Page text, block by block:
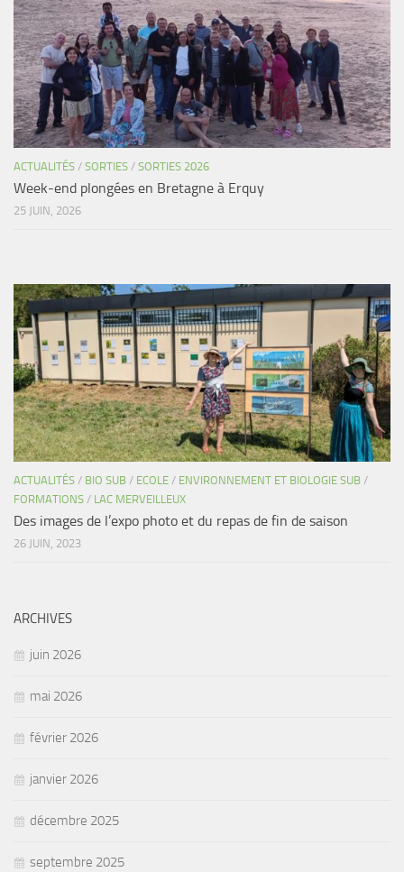
ACTUALITÉS / SORTIES / SORTIES 2026
Week-end plongées en Bretagne à Erquy
25 JUIN, 2026
ACTUALITÉS / BIO SUB / ECOLE / ENVIRONNEMENT ET BIOLOGIE SUB /
FORMATIONS / LAC MERVEILLEUX
Des images de l’expo photo et du repas de fin de saison
26 JUIN, 2023
ARCHIVES
juin 2026
mai 2026
février 2026
janvier 2026
décembre 2025
septembre 2025